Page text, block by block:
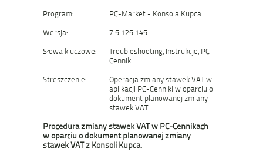
Program: PC-Market - Konsola Kupca
Wersja: 7.5.125.145
Słowa kluczowe:
Troubleshooting, Instrukcje, PC-
Cenniki
Streszczenie:
Operacja zmiany stawek VAT w
aplikacji PC-Cenniki w oparciu o
dokument planowanej zmiany
stawek VAT
Procedura zmiany stawek VAT w PC-Cennikach
w oparciu o dokument planowanej zmiany
stawek VAT z Konsoli Kupca.